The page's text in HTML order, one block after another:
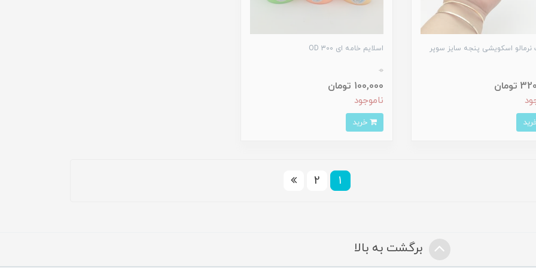
اسکویشی پنجه سایز سوپر اسلایم خامه ای 300 OD
0
100,000 تومان
ناموجود
خرید
1
2
برگشت به بالا